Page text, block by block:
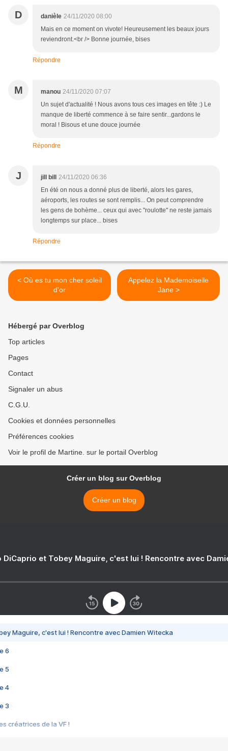
D danièle 24/11/2020 08:00
Mais en ce moment on vivote! Heureusement les beaux jours
reviendront.<br /> Bonne journée, bises
Répondre
M manou 24/11/2020 07:07
Un sujet d'actualité ! Nous avons tous ces images en tête :) Le
manque de liberté commence à se faire sentir...gardons le
moral ! Bisous et une douce journée
Répondre
J jill bill
24/11/2020 06:36
En été on nous a donné plus de liberté, alors les gares,
aéroports, les routes se sont remplis... On peut comprendre
les gens de bohème... ceux qui avec "roulotte" ne reste jamais
longtemps sur place... bises
Répondre
< Où es tu mon cher soleil
d'or
Appelez la Mademoiselle
Jane >
Hébergé par Overblog
Top articles
Pages
Contact
Signaler un abus
C.G.U.
Cookies et données personnelles
Préférences cookies
Voir le profil de Martine. sur le portail Overblog
Créer un blog sur Overblog
Créer un blog
DiCaprio et Tobey Maguire, c'est lui ! Rencontre avec
Maguire, c'est lui ! Rencontre avec Damien Witecka
6
5
4
3
créatrices de la VF !